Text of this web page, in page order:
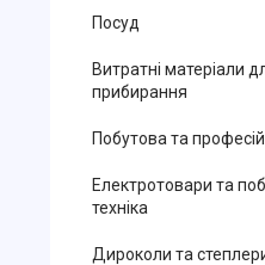
Посуд
Витратні матеріали
прибирання
Побутова та
Електротовари та
техніка
Дироколи та